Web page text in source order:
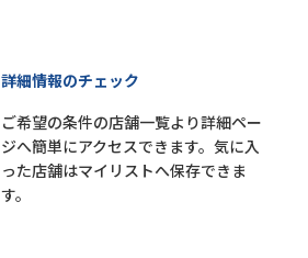
詳細情報のチェック
ご希望の条件の店舗一覧より詳細ペー
ジへ簡単にアクセスできます。気に入
った店舗はマイリストへ保存できま
す。